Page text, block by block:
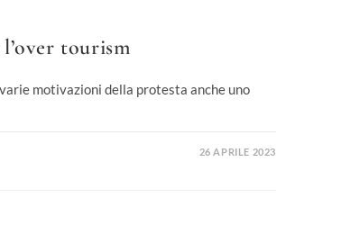
tourism
motivazioni della protesta anche uno
26 APRILE 2023